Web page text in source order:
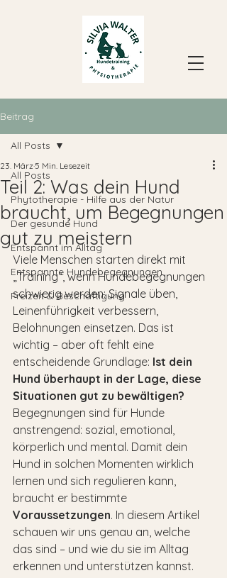
Beitrag
All Posts
Phytotherapie - Hilfe aus der Natur
Der gesunde Hund
Entspannt im Alltag
Entspannte Hundebegegnungen
Freizeit & Beschäftigung
All Posts
Teil 2: Was dein Hund
braucht, um Begegnungen
gut zu meistern
23. März 5 Min. Lesezeit
Viele Menschen starten direkt mit
„Training“, wenn Hundebegegnungen
schwierig werden: Signale üben,
Leinenführigkeit verbessern,
Belohnungen einsetzen. Das ist
wichtig – aber oft fehlt eine
entscheidende Grundlage: Ist dein
Hund überhaupt in der Lage, diese
Situationen gut zu bewältigen?
Begegnungen sind für Hunde
anstrengend: sozial, emotional,
körperlich und mental. Damit dein
Hund in solchen Momenten wirklich
lernen und sich regulieren kann,
braucht er bestimmte
Voraussetzungen. In diesem Artikel
schauen wir uns genau an, welche
das sind – und wie du sie im Alltag
erkennen und unterstützen kannst.